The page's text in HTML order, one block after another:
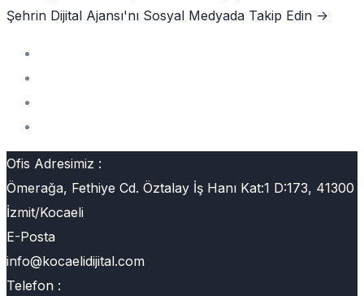
Şehrin Dijital Ajansı'nı Sosyal Medyada Takip Edin ->
Ofis Adresimiz :
Ömerağa, Fethiye Cd. Öztalay İş Hanı Kat:1 D:173, 41300
İzmit/Kocaeli
E-Posta
info@kocaelidijital.com
Telefon :